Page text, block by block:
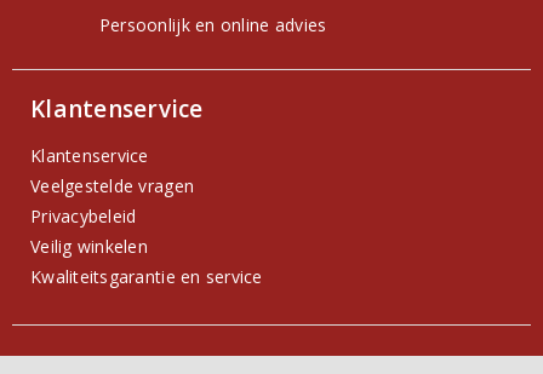
Persoonlijk en online advies
Klantenservice
Klantenservice
Veelgestelde vragen
Privacybeleid
Veilig winkelen
Kwaliteitsgarantie en service